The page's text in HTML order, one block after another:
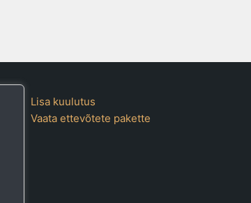
Lisa kuulutus
Vaata ettevõtete pakette